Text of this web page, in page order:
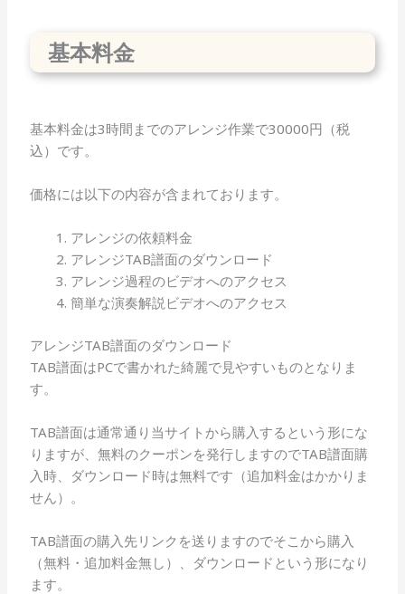
基本料金
基本料金は3時間までのアレンジ作業で30000円（税
込）です。
価格には以下の内容が含まれております。
アレンジの依頼料金
アレンジTAB譜面のダウンロード
アレンジ過程のビデオへのアクセス
簡単な演奏解説ビデオへのアクセス
アレンジTAB譜面のダウンロード
TAB譜面はPCで書かれた綺麗で見やすいものとなりま
す。
TAB譜面は通常通り当サイトから購入するという形にな
りますが、無料のクーポンを発行しますのでTAB譜面購
入時、ダウンロード時は無料です（追加料金はかかりま
せん）。
TAB譜面の購入先リンクを送りますのでそこから購入
（無料・追加料金無し）、ダウンロードという形になり
ます。